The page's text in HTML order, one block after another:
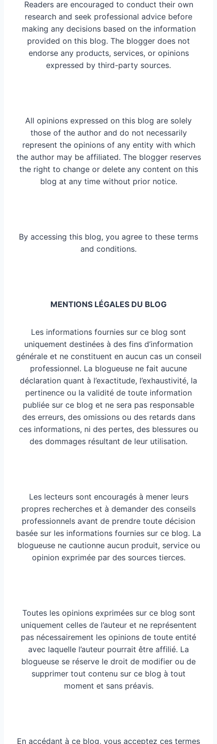
Readers are encouraged to conduct their own
research and seek professional advice before
making any decisions based on the information
provided on this blog. The blogger does not
endorse any products, services, or opinions
expressed by third-party sources.
All opinions expressed on this blog are solely
those of the author and do not necessarily
represent the opinions of any entity with which
the author may be affiliated. The blogger reserves
the right to change or delete any content on this
blog at any time without prior notice.
By accessing this blog, you agree to these terms
and conditions.
MENTIONS LÉGALES DU BLOG
Les informations fournies sur ce blog sont
uniquement destinées à des fins d’information
générale et ne constituent en aucun cas un conseil
professionnel. La blogueuse ne fait aucune
déclaration quant à l’exactitude, l’exhaustivité, la
pertinence ou la validité de toute information
publiée sur ce blog et ne sera pas responsable
des erreurs, des omissions ou des retards dans
ces informations, ni des pertes, des blessures ou
des dommages résultant de leur utilisation.
Les lecteurs sont encouragés à mener leurs
propres recherches et à demander des conseils
professionnels avant de prendre toute décision
basée sur les informations fournies sur ce blog. La
blogueuse ne cautionne aucun produit, service ou
opinion exprimée par des sources tierces.
Toutes les opinions exprimées sur ce blog sont
uniquement celles de l’auteur et ne représentent
pas nécessairement les opinions de toute entité
avec laquelle l’auteur pourrait être affilié. La
blogueuse se réserve le droit de modifier ou de
supprimer tout contenu sur ce blog à tout
moment et sans préavis.
En accédant à ce blog, vous acceptez ces termes